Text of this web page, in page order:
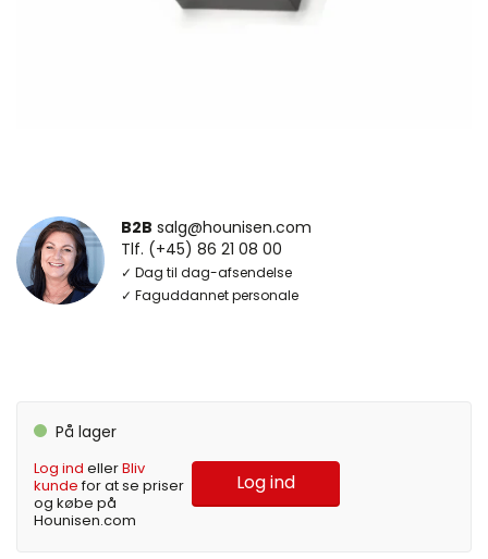
B2B salg@hounisen.com
Tlf. (+45) 86 21 08 00
✓ Dag til dag-afsendelse
✓ Faguddannet personale
På lager
Log ind ellerBliv
kundefor at se priser
og købe på
Hounisen.com
Log ind